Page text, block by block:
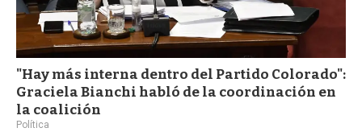
"Hay más interna dentro del Partido Colorado":
Graciela Bianchi habló de la coordinación en
la coalición
Política